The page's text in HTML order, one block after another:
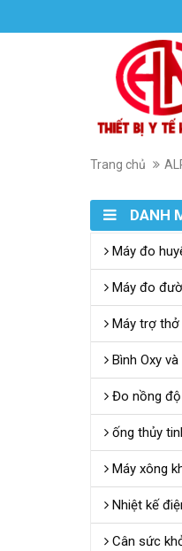
Trang chủ
DANH
Máy đo
Máy đo
Máy trợ thở
Bình Oxy
Đo nồng
ống thủy
Máy xông
Nhiệt kế
Cân sức